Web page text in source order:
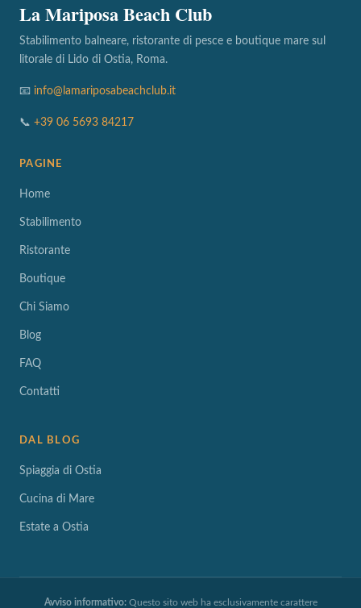
La Mariposa Beach Club
Stabilimento balneare, ristorante di pesce e boutique mare sul
litorale di Lido di Ostia, Roma.
📧 info@lamariposabeachclub.it
📞 +39 06 5693 84217
PAGINE
Home
Stabilimento
Ristorante
Boutique
Chi Siamo
Blog
FAQ
Contatti
DAL BLOG
Spiaggia di Ostia
Cucina di Mare
Estate a Ostia
Avviso informativo:Questo sito web ha esclusivamente carattere